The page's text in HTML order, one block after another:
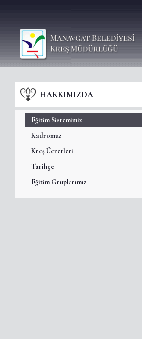
HAKKIMIZDA
Eğitim Sistemimiz
Kadromuz
Kreş Ücretleri
Tarihçe
Eğitim Gruplarımız